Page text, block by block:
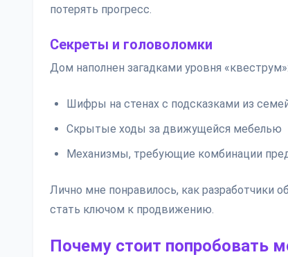
потерять прогресс.
Секреты и головоломки
Дом наполнен загадками уровня «квеструм»:
Шифры на стенах с подсказками из
Скрытые ходы за движущейся мебелью
Механизмы, требующие комбинации
Лично мне понравилось, как
стать ключом к продвижению.
Почему стоит попробовать